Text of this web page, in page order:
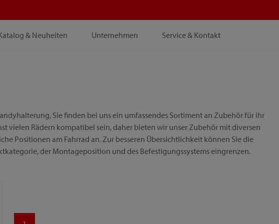
& Neuheiten Unternehmen Service & Kontakt
Sie finden bei uns ein umfassendes Sortiment an Zubehör für ihr
vielen Rädern kompatibel sein, daher bieten wir unser Zubehör mit diversen
Positionen am Fahrrad an. Zur besseren Übersichtlichkeit können Sie die
der Montageposition und des Befestigungssystems eingrenzen.